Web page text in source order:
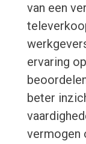
van een
ervaring
beter
vermogen